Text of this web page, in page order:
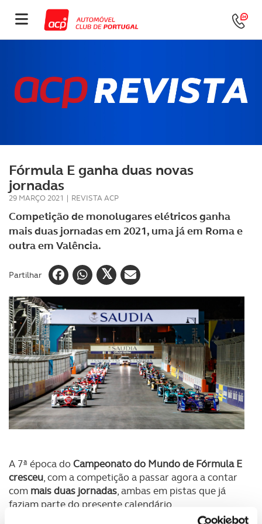
Fórmula E ganha duas novas
jornadas
29 MARÇO 2021 | REVISTA ACP
Competição de monolugares elétricos ganha
mais duas jornadas em 2021, uma já em Roma e
outra em Valência.
Partilhar
A 7ª época doCampeonato do Mundo de Fórmula E
cresceu, com a competição a passar agora a contar
com mais duas jornadas, ambas em pistas que já
faziam parte do presente calendário.